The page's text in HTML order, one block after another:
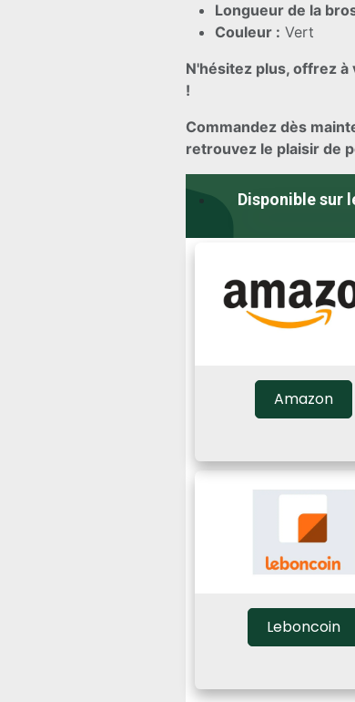
Longueur de la
Couleur : Vert
N'hésitez plus, offrez
!
Commandez dès
retrouvez le plaisir de
Disponible sur
Leboncoin
Amazon